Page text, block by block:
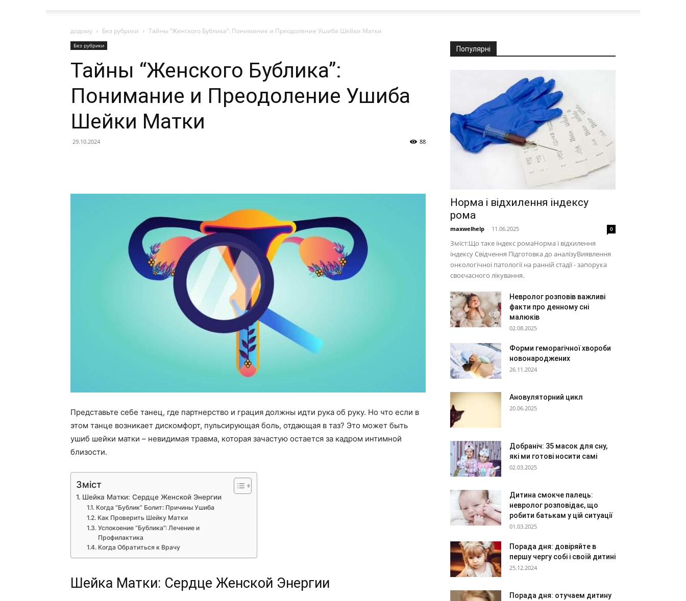
додому Без рубрики Тайны “Женского Бублика”: Понимание и Преодоление Ушиба Шейки Матки
Без рубрики
Тайны “Женского Бублика”:
Понимание и Преодоление Ушиба
Шейки Матки
29.10.2024 88
Представьте себе танец, где партнерство и грация должны идти рука об руку. Но что если в
этом танце возникает дискомфорт, пульсирующая боль, отдающая в таз? Это может быть
ушиб шейки матки – невидимая травма, которая зачастую остается за кадром интимной
близости.
Зміст
Шейка Матки: Сердце Женской Энергии
Когда “Бублик” Болит: Причины Ушиба
Как Проверить Шейку Матки
Успокоение “Бублика”: Лечение и
Профилактика
Когда Обратиться к Врачу
Шейка Матки: Сердце Женской Энергии
Популярні
Норма і відхилення індексу
рома
maxwelhelp - 11.06.2025 0
Зміст:Що таке індекс ромаНорма і відхилення
індексу Свідчення Підготовка до аналізуВиявлення
онкологічної патології на ранній стадії - запорука
своєчасного лікування.
Невролог розповів важливі
факти про денному сні
малюків
02.08.2025
Форми геморагічної хвороби
новонароджених
26.11.2024
Ановуляторний цикл
20.06.2025
Добраніч: 35 масок для сну,
які ми готові носити самі
02.03.2025
Дитина смокче палець:
невролог розповідає, що
робити батькам у цій ситуації
01.03.2025
Порада дня: довіряйте в
першу чергу собі і своїй дитині
25.12.2024
Порада дня: отучаем дитину